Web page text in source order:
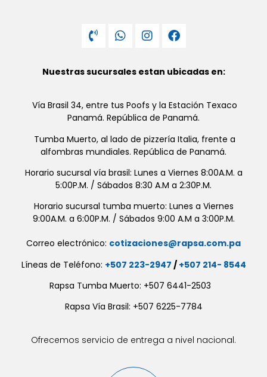
Nuestras sucursales estan ubicadas en:
Vía Brasil 34, entre tus Poofs y la Estación Texaco
Panamá. República de Panamá.
Tumba Muerto, al lado de pizzería Italia, frente a
alfombras mundiales. República de Panamá.
Horario sucursal vía brasil: Lunes a Viernes 8:00A.M. a
5:00P.M. / Sábados 8:30 A.M a 2:30P.M.
Horario sucursal tumba muerto: Lunes a Viernes
9:00A.M. a 6:00P.M. / Sábados 9:00 A.M a 3:00P.M.
Correo electrónico: cotizaciones@rapsa.com.pa
Líneas de Teléfono: +507 223-2947 / +507 214- 8544
Rapsa Tumba Muerto: +507 6441-2503
Rapsa Vía Brasil: +507 6225-7784
Ofrecemos servicio de entrega a nivel nacional.